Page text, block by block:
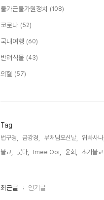
불가근불가원정치 (108)
코로나 (52)
국내여행 (60)
반려식물 (43)
의혈 (57)
Tag
법구경, 금강경, 부처님오신날, 위빠사나,
불교,
붓다, Imee Ooi, 윤회, 초기불교,
최
최근글 인기글